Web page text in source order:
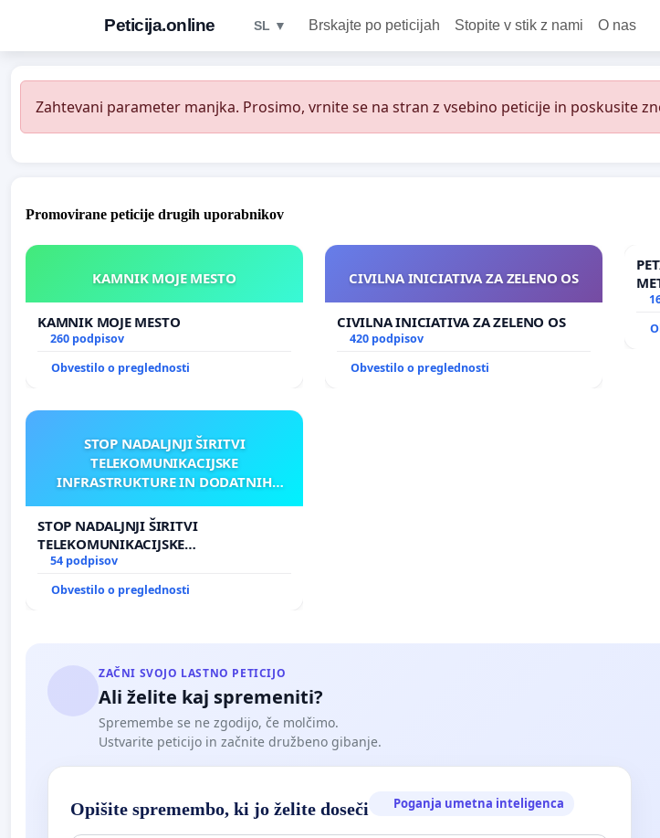
Peticija.online SL ▼ Brskajte po peticijah Stopite v stik z nami O nas
Zahtevani parameter manjka. Prosimo, vrnite se na stran z vsebino peticije in poskusite
Promovirane peticije drugih uporabnikov
KAMNIK MOJE MESTO
KAMNIK MOJE MESTO
260 podpisov
Obvestilo o preglednosti
CIVILNA INICIATIVA ZA ZELENO OS
CIVILNA INICIATIVA ZA ZELENO OS
420 podpisov
Obvestilo o preglednosti
STOP NADALJNJI ŠIRITVI
TELEKOMUNIKACIJSKE
INFRASTRUKTURE IN DODATNIH
STOP NADALJNJI ŠIRITVI
TELEKOMUNIKACIJSKE
INFRASTRUKTURE IN DODATNIH
ANTEN V GRADIŠČAKU
54 podpisov
Obvestilo o preglednosti
ZAČNI SVOJO LASTNO PETICIJO
Ali želite kaj spremeniti?
Spremembe se ne zgodijo, če molčimo.
Ustvarite peticijo in začnite družbeno gibanje.
Opišite spremembo, ki jo želite doseči Poganja umetna inteligenca